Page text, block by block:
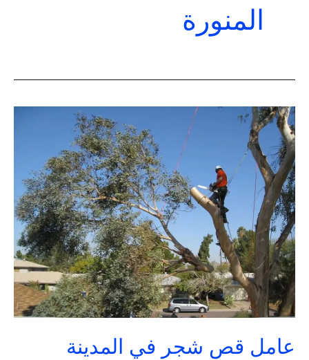
المنورة
عامل قص شجر في المدينة
عامل
قص
شجر
في
المدينة
المنورة
|
تنسيق
حدائق
السعودية